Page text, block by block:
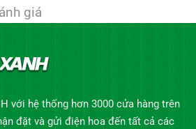
giá
với hệ thống hơn 3000 cửa hàng trên
đặt và gửi điện hoa đến tất cả các